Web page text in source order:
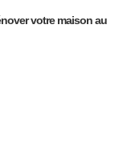
votre maison au